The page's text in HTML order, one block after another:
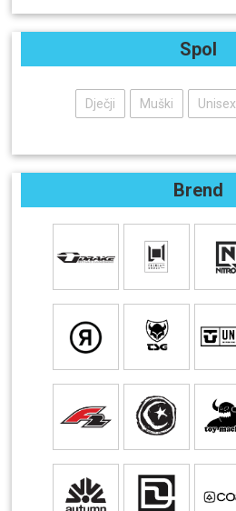
Spol
Dječji Muški Unisex
Brend